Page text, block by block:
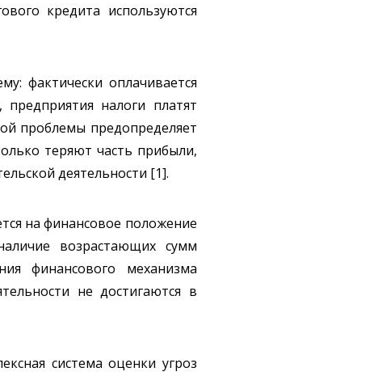
кредита используются
фактически оплачивается
налоги платят
проблемы предопределяет
теряют часть прибыли,
деятельности [1].
на финансовое положение
возрастающих сумм
финансового механизма
не достигаются в
система оценки угроз